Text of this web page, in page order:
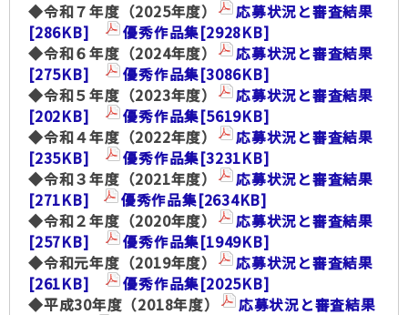
◆令和７年度（2025年度）
応募状況と審査結果
[286KB]
優秀作品集[2928KB]
◆令和６年度（2024年度）
応募状況と審査結果
[275KB]
優秀作品集[3086KB]
◆令和５年度（2023年度）
応募状況と審査結果
[202KB]
優秀作品集[5619KB]
◆令和４年度（2022年度）
応募状況と審査結果
[235KB]
優秀作品集[3231KB]
◆令和３年度（2021年度）
応募状況と審査結果
[271KB]
優秀作品集[2634KB]
◆令和２年度（2020年度）
応募状況と審査結果
[257KB]
優秀作品集[1949KB]
◆令和元年度（2019年度）
応募状況と審査結果
[261KB]
優秀作品集[2025KB]
◆平成30年度（2018年度）
応募状況と審査結果